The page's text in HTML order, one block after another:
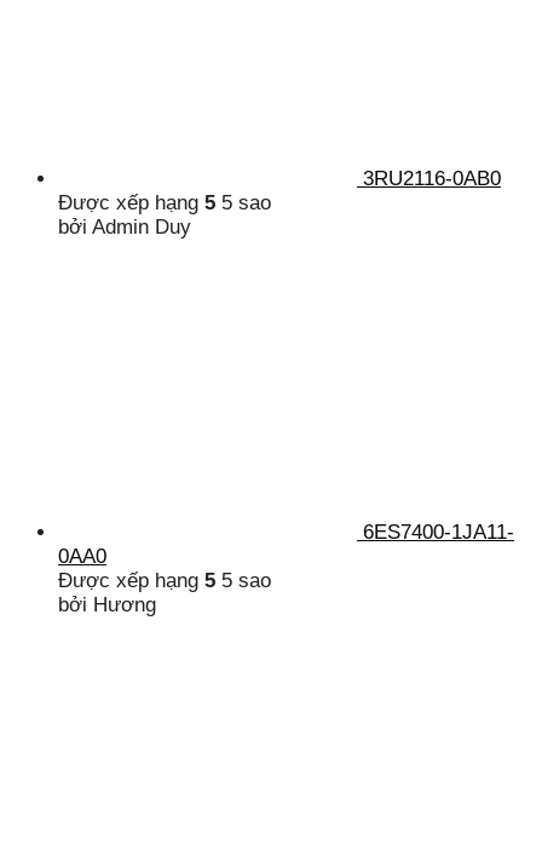
3RU2116-0AB0
Được xếp hạng 5 5 sao
bởi Admin Duy
6ES7400-1JA11-
0AA0
Được xếp hạng 5 5 sao
bởi Hương